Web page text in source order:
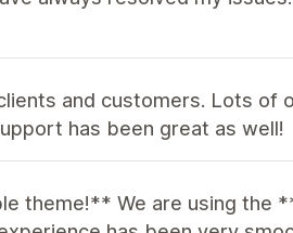
and customers. Lots of
has been great as well!
theme!** We are using the